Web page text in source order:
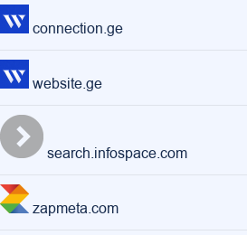
connection.ge
website.ge
search.infospace.com
zapmeta.com